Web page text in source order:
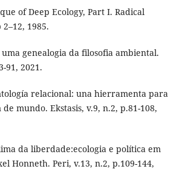
of Deep Ecology, Part I. Radical
1985.
uma genealogia da filosofia ambiental.
91, 2021.
relacional: una hierramenta para
mundo. Ekstasis, v.9, n.2, p.81-108,
da liberdade:ecologia e política em
Honneth. Peri, v.13, n.2, p.109-144,